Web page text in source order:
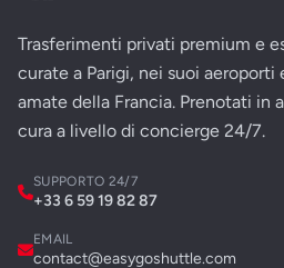
Trasferimenti privati premium e
curate a Parigi, nei suoi
amate della Francia. Prenotati in
cura a livello di concierge 24/7.
SUPPORTO 24/7
+33 6 59 19 82 87
EMAIL
contact@easygoshuttle.com